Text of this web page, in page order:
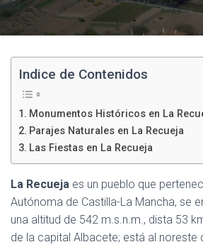
Indice de Contenidos
Monumentos Históricos en La
Parajes Naturales en La Recueja
Las Fiestas en La Recueja
La Recueja es un pueblo que
Autónoma de Castilla-La Mancha, se
una altitud de 542 m.s.n.m., dista 53
de la capital Albacete; está al noreste